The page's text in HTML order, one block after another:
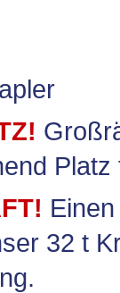
32 t